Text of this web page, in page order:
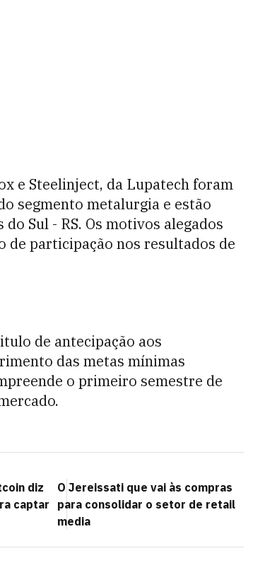
e Steelinject, da Lupatech foram
segmento metalurgia e estão
Sul - RS. Os motivos alegados
de participação nos resultados de
de antecipação aos
das metas mínimas
o primeiro semestre de
diz
captar
O Jereissati que vai às compras
para consolidar o setor de retail
media